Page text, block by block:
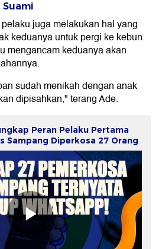
juga melakukan hal yang
keduanya untuk pergi ke kebun
mengancam keduanya akan
sudah menikah dengan anak
dipisahkan," terang Ade.
Peran Pelaku Pertama
Sampang Diperkosa 27 Orang